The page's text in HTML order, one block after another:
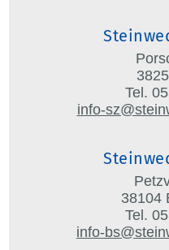
Tel.
info-
38104
Tel.
info-